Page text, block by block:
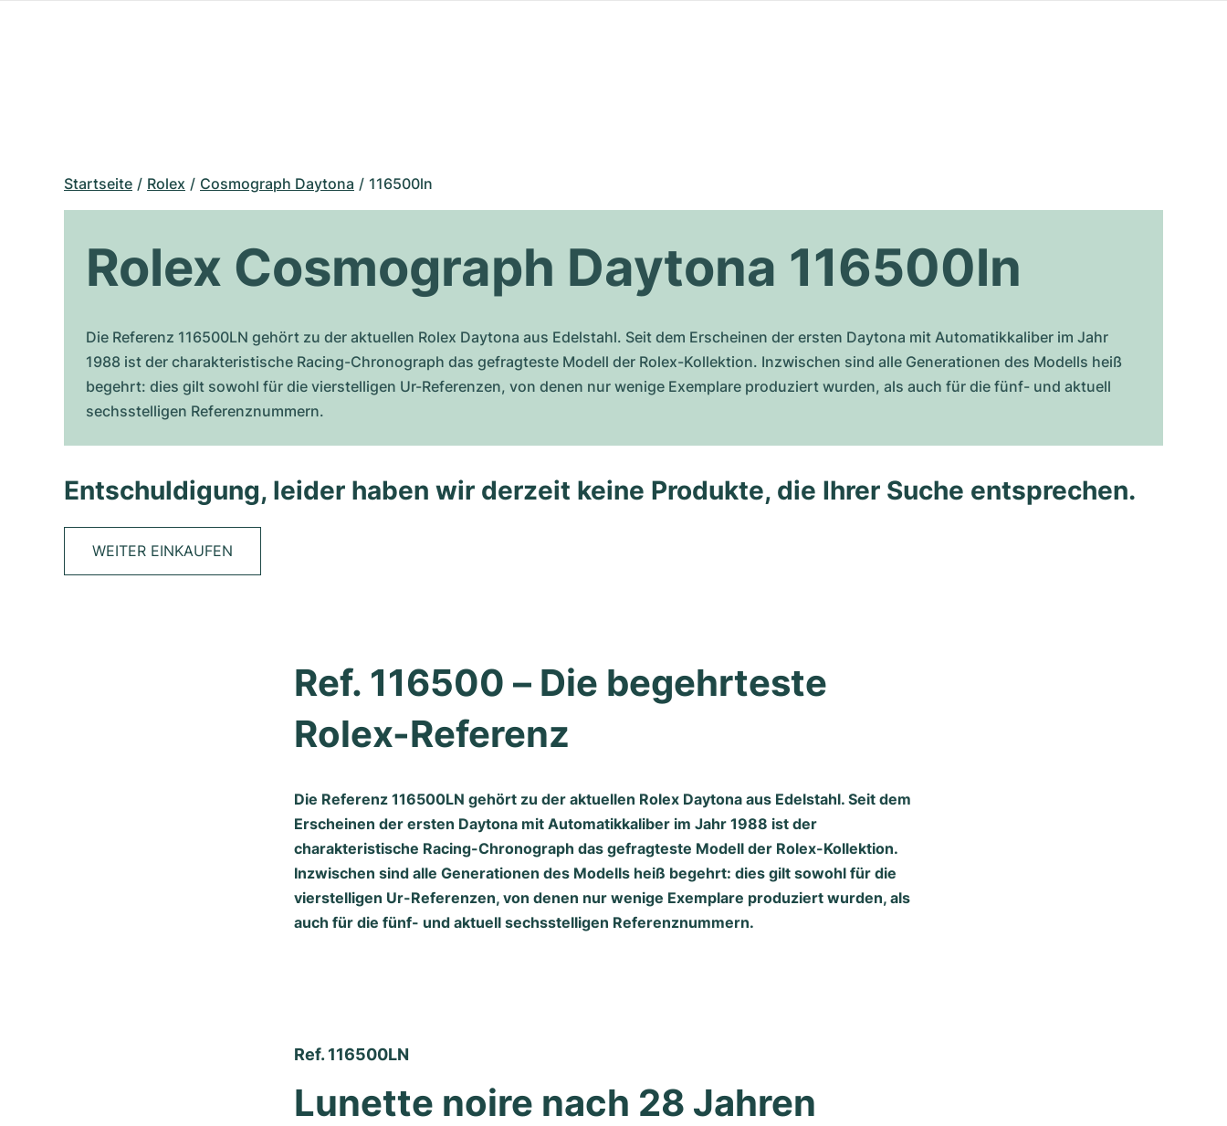
Startseite Rolex Cosmograph Daytona 116500ln
Rolex Cosmograph Daytona 116500ln
Die Referenz 116500LN gehört zu der aktuellen Rolex Daytona aus Edelstahl. Seit dem Erscheinen der ersten Daytona mit Automatikkaliber im Jahr
1988 ist der charakteristische Racing-Chronograph das gefragteste Modell der Rolex-Kollektion. Inzwischen sind alle Generationen des Modells heiß
begehrt: dies gilt sowohl für die vierstelligen Ur-Referenzen, von denen nur wenige Exemplare produziert wurden, als auch für die fünf- und aktuell
sechsstelligen Referenznummern.
Entschuldigung, leider haben wir derzeit keine Produkte, die Ihrer Suche entsprechen.
WEITER EINKAUFEN
Ref. 116500 – Die begehrteste
Rolex-Referenz
Die Referenz 116500LN gehört zu der aktuellen Rolex Daytona aus Edelstahl. Seit dem
Erscheinen der ersten Daytona mit Automatikkaliber im Jahr 1988 ist der
charakteristische Racing-Chronograph das gefragteste Modell der Rolex-Kollektion.
Inzwischen sind alle Generationen des Modells heiß begehrt: dies gilt sowohl für die
vierstelligen Ur-Referenzen, von denen nur wenige Exemplare produziert wurden, als
auch für die fünf- und aktuell sechsstelligen Referenznummern.
Ref. 116500LN
Lunette noire nach 28 Jahren